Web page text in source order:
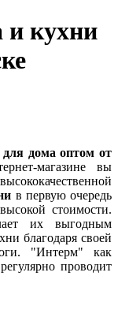
и кухни
дома оптом от
магазине вы
в первую очередь
стоимости.
их выгодным
благодаря своей
"Интерм" как
проводит